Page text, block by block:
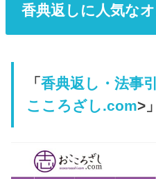
香典返しに人気な
「 香典返し・法事
こころざし.com>」